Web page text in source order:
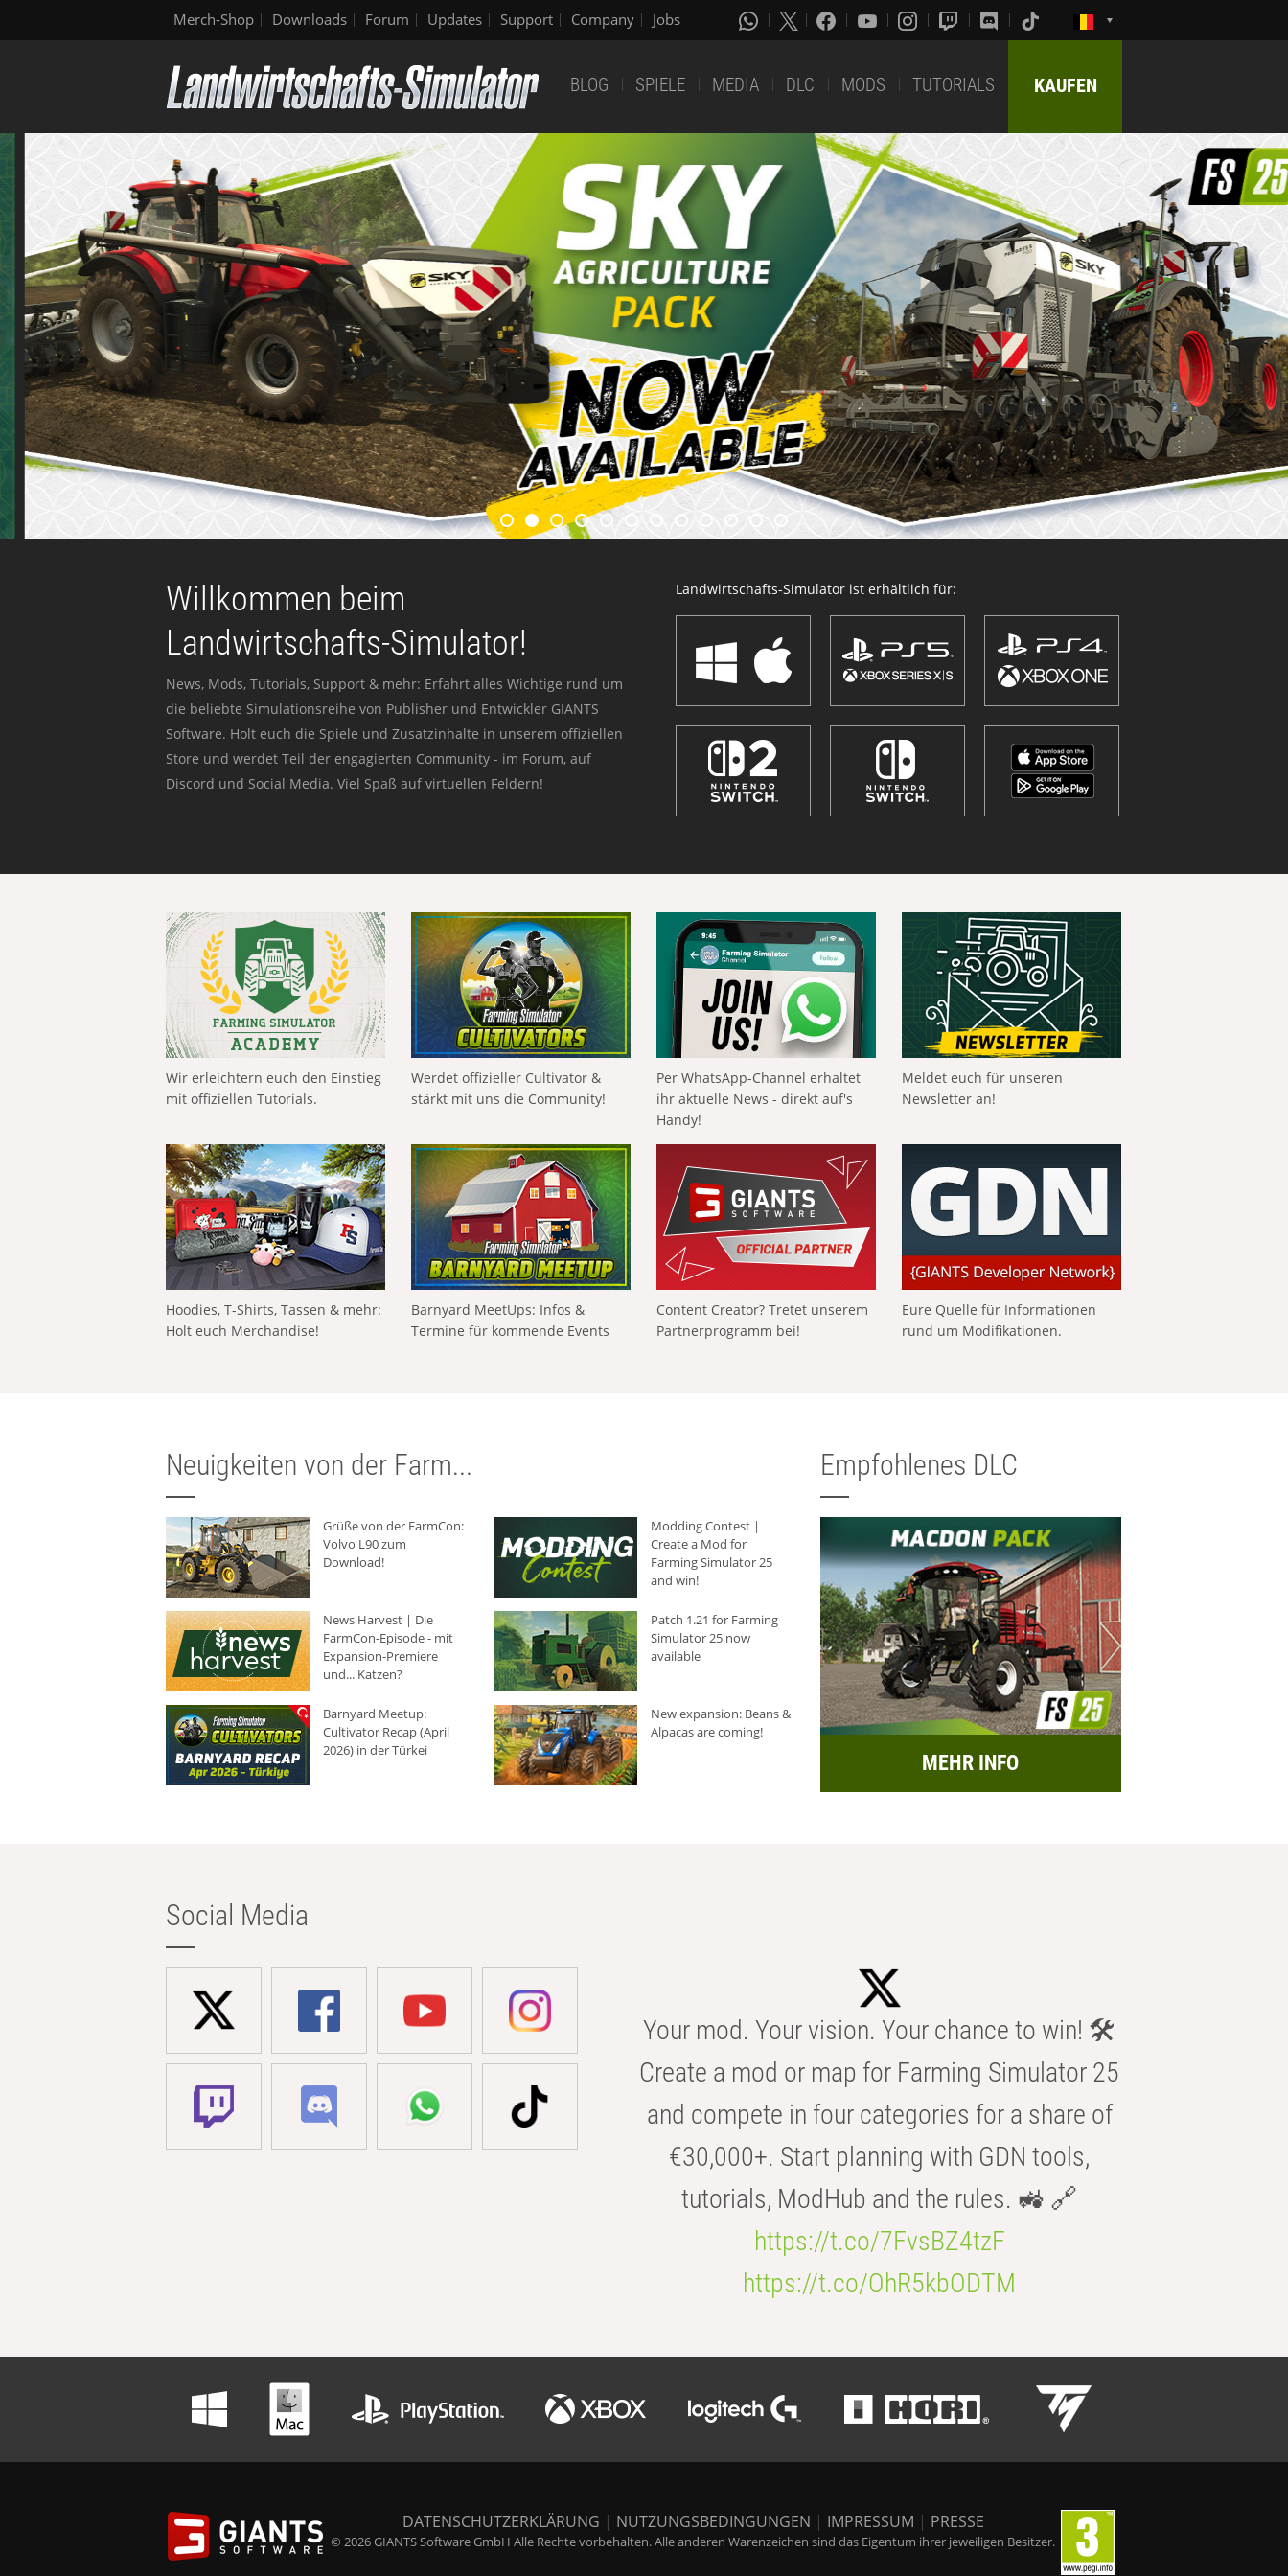
Merch-Shop Downloads Forum Updates Support Company Jobs
BLOG SPIELE MEDIA DLC MODS TUTORIALS KAUFEN
Willkommen beim
Landwirtschafts-Simulator!
News, Mods, Tutorials, Support & mehr: Erfahrt alles Wichtige rund um
die beliebte Simulationsreihe von Publisher und Entwickler GIANTS
Software. Holt euch die Spiele und Zusatzinhalte in unserem offiziellen
Store und werdet Teil der engagierten Community - im Forum, auf
Discord und Social Media. Viel Spaß auf virtuellen Feldern!
Landwirtschafts-Simulator ist erhältlich für:
Wir erleichtern euch den Einstieg
mit offiziellen Tutorials.
Werdet offizieller Cultivator &
stärkt mit uns die Community!
Per WhatsApp-Channel erhaltet
ihr aktuelle News - direkt auf's
Handy!
Meldet euch für unseren
Newsletter an!
Hoodies, T-Shirts, Tassen & mehr:
Holt euch Merchandise!
Barnyard MeetUps: Infos &
Termine für kommende Events
Content Creator? Tretet unserem
Partnerprogramm bei!
Eure Quelle für Informationen
rund um Modifikationen.
Neuigkeiten von der Farm...
Grüße von der FarmCon:
Volvo L90 zum
Download!
Modding Contest |
Create a Mod for
Farming Simulator 25
and win!
News Harvest | Die
FarmCon-Episode - mit
Expansion-Premiere
und... Katzen?
Patch 1.21 for Farming
Simulator 25 now
available
Barnyard Meetup:
Cultivator Recap (April
2026) in der Türkei
New expansion: Beans &
Alpacas are coming!
Empfohlenes DLC
MEHR INFO
Social Media
Your mod. Your vision. Your chance to win! 🛠️
Create a mod or map for Farming Simulator 25
and compete in four categories for a share of
€30,000+. Start planning with GDN tools,
tutorials, ModHub and the rules. 🚜 🔗
https://t.co/7FvsBZ4tzF
https://t.co/OhR5kbODTM
DATENSCHUTZERKLÄRUNG | NUTZUNGSBEDINGUNGEN | IMPRESSUM | PRESSE
© 2026 GIANTS Software GmbH Alle Rechte vorbehalten. Alle anderen Warenzeichen sind das Eigentum ihrer jeweiligen Besitzer.